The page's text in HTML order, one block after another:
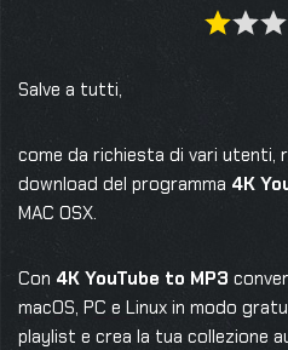
Salve a tutti,
come da richiesta di vari utenti,
download del programma 4K
MAC OSX.
Con 4K YouTube to MP3
macOS, PC e Linux in modo
playlist e crea la tua collezione